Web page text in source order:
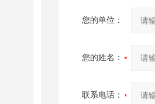
您的单位：
您的姓名：
联系电话：